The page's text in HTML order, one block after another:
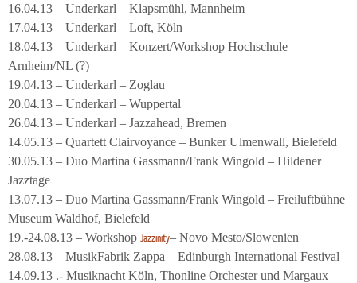
16.04.13 – Underkarl – Klapsmühl, Mannheim
17.04.13 – Underkarl – Loft, Köln
18.04.13 – Underkarl – Konzert/Workshop Hochschule
Arnheim/NL (?)
19.04.13 – Underkarl – Zoglau
20.04.13 – Underkarl – Wuppertal
26.04.13 – Underkarl – Jazzahead, Bremen
14.05.13 – Quartett Clairvoyance – Bunker Ulmenwall, Bielefeld
30.05.13 – Duo Martina Gassmann/Frank Wingold – Hildener
Jazztage
13.07.13 – Duo Martina Gassmann/Frank Wingold – Freiluftbühne
Museum Waldhof, Bielefeld
19.-24.08.13 – Workshop Jazzinity– Novo Mesto/Slowenien
28.08.13 – MusikFabrik Zappa – Edinburgh International Festival
14.09.13 .- Musiknacht Köln, Thonline Orchester und Margaux